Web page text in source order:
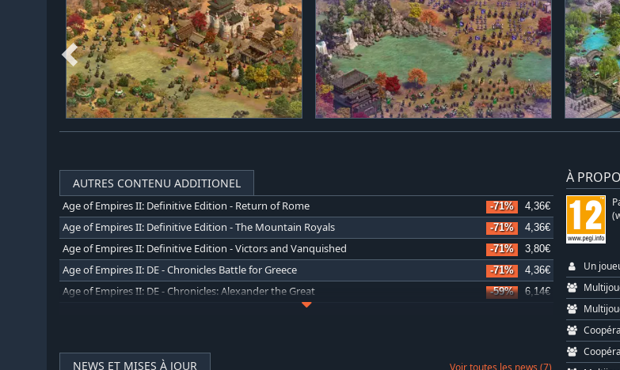
AUTRES CONTENU ADDITIONEL
Age of Empires II: Definitive Edition - Return of Rome -71% 4,36€
Age of Empires II: Definitive Edition - The Mountain Royals -71% 4,36€
Age of Empires II: Definitive Edition - Victors and Vanquished -71% 3,80€
Age of Empires II: DE - Chronicles Battle for Greece -71% 4,36€
Age of Empires II: DE - Chronicles: Alexander the Great -59% 6,14€
NEWS ET MISES À JOUR Voir toutes les news (7)
À
Un